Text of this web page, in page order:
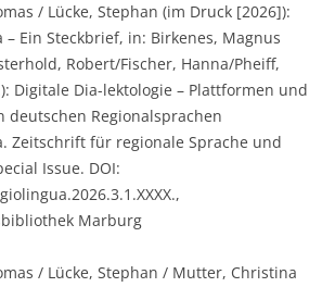
/ Lücke, Stephan (im Druck [2026]):
– Ein Steckbrief, in: Birkenes, Magnus
Robert/Fischer, Hanna/Pheiff,
Digitale Dia-lektologie – Plattformen und
deutschen Regionalsprachen
Zeitschrift für regionale Sprache und
Issue. DOI:
Marburg
/ Lücke, Stephan / Mutter, Christina